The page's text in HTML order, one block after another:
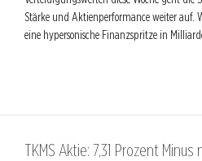
Stärke und Aktienperformance weiter auf.
eine hypersonische Finanzspritze in
TKMS Aktie: 7,31 Prozent Minus